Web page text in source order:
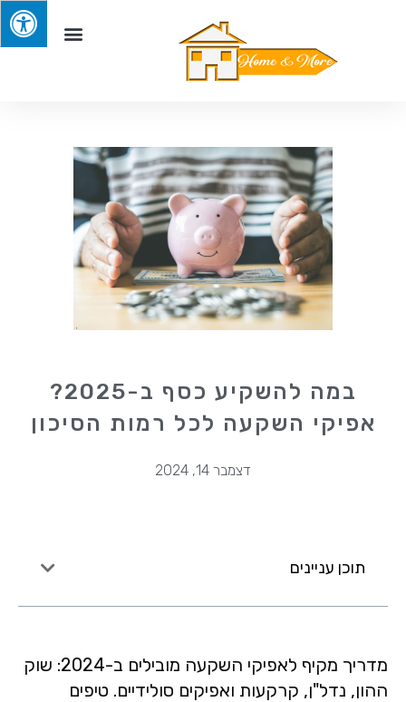
במה להשקיע כסף ב-2025?
אפיקי השקעה לכל רמות הסיכון
דצמבר 14, 2024
תוכן עניינים
מדריך מקיף לאפיקי השקעה מובילים ב-2024: שוק
ההון, נדל"ן, קרקעות ואפיקים סולידיים. טיפים